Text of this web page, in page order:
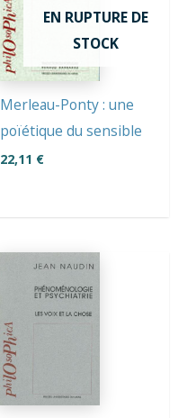
EN RUPTURE DE
STOCK
Merleau-Ponty : une
poïétique du sensible
22,11 €